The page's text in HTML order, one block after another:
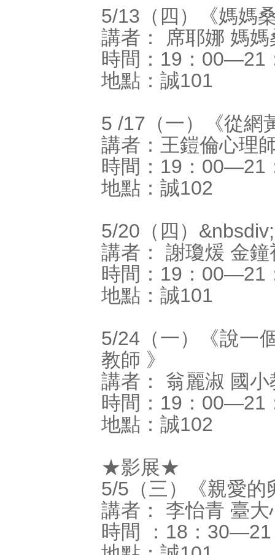
5/13（四）《媽媽
講者： 席耶娜 媽
時間：19：00―21
地點：誠101
5 /17（一）《從網
講者：王鎧倫心理
時間：19：00―21
地點：誠102
5/20（四）
講者： 謝瓊煖 金鐘
時間：19：00―21
地點：誠101
5/24（一）《說一
教師 》
講者： 翁麗淑 國小
時間：19：00―21
地點：誠102
★影展★
5/5（三）《親愛的
講者： 李怡青 臺
時間 ：18：30―21